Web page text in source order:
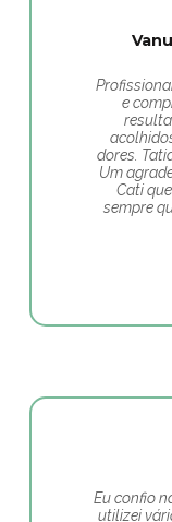
e
dores.
Um
Cati
sempre
Eu confio
utilizei